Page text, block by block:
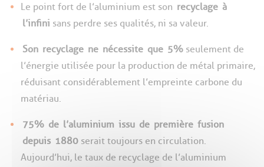
Le point fort de l’aluminium est son recyclage à
l’infini sans perdre ses qualités, ni sa valeur.
Son recyclage ne nécessite que 5% seulement de
l’énergie utilisée pour la production de métal primaire,
réduisant considérablement l’empreinte carbone du
matériau.
75% de l’aluminium issu de première fusion
depuis 1880 serait toujours en circulation.
Aujourd’hui, le taux de recyclage de l’aluminium